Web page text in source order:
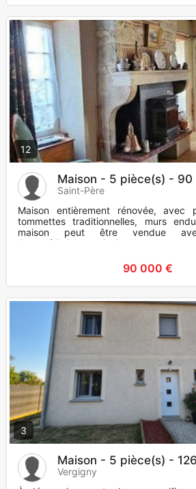
12
Maison - 5 pièce(s) - 90
Saint-Père
Maison entièrement rénovée, avec
tommettes traditionnelles, murs
maison peut être vendue
Caractéristiques principal
90 000 €
3
Maison - 5 pièce(s) -
Vergigny